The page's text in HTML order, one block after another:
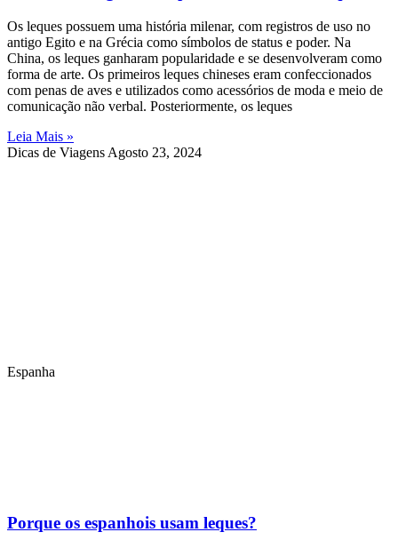
Os leques possuem uma história milenar, com registros de uso no
antigo Egito e na Grécia como símbolos de status e poder. Na
China, os leques ganharam popularidade e se desenvolveram como
forma de arte. Os primeiros leques chineses eram confeccionados
com penas de aves e utilizados como acessórios de moda e meio de
comunicação não verbal. Posteriormente, os leques
Leia Mais »
Dicas de Viagens Agosto 23, 2024
Espanha
Porque os espanhois usam leques?